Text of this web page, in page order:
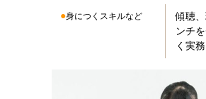
身につくスキルなど
傾聴
ンチ
く実